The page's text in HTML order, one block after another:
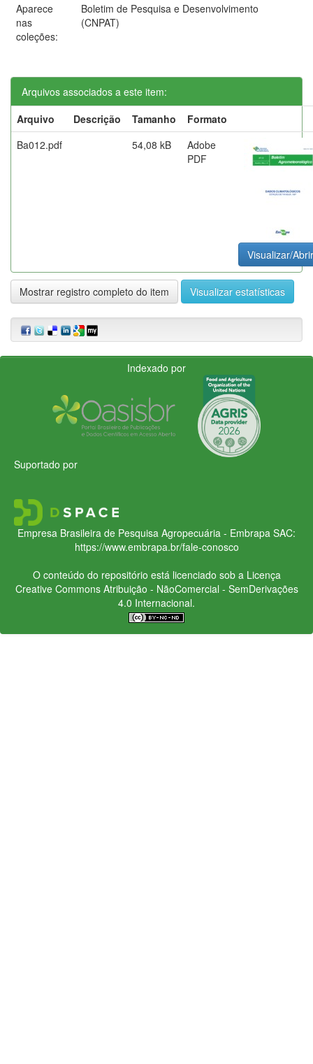
Aparece
nas
coleções:
Boletim de Pesquisa e Desenvolvimento
(CNPAT)
Arquivos associados a este item:
Arquivo
Descrição Tamanho
Formato
Ba012.pdf
54,08 kB
Adobe
PDF
Visualizar/Abrir
Mostrar registro completo do item Visualizar estatísticas
Indexado por
Suportado por
Empresa Brasileira de Pesquisa Agropecuária - Embrapa SAC:
https://www.embrapa.br/fale-conosco
O conteúdo do repositório está licenciado sob a Licença
Creative CommonsAtribuição - NãoComercial - SemDerivações
4.0 Internacional.